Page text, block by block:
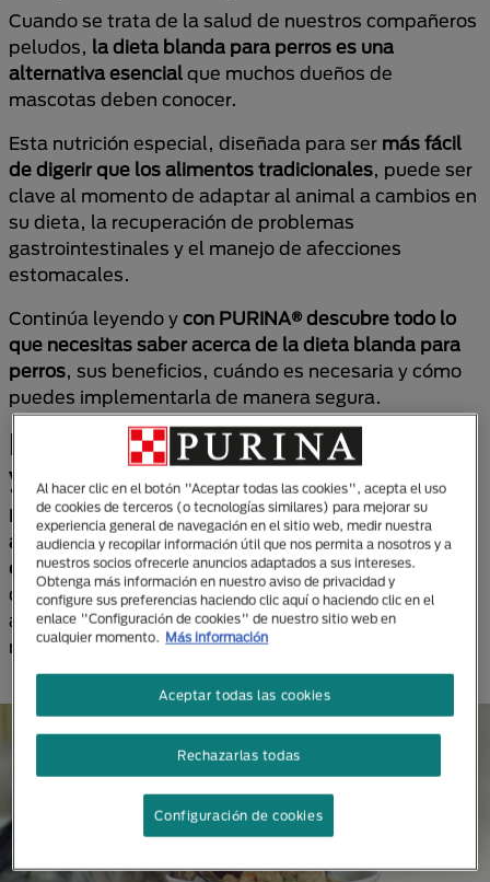
Cuando se trata de la salud de nuestros compañeros
peludos, la dieta blanda para perros es una
alternativa esencial que muchos dueños de
mascotas deben conocer.
Esta nutrición especial, diseñada para ser más fácil
de digerir que los alimentos tradicionales, puede ser
clave al momento de adaptar al animal a cambios en
su dieta, la recuperación de problemas
gastrointestinales y el manejo de afecciones
estomacales.
Continúa leyendo y con PURINA® descubre todo lo
que necesitas saber acerca de la dieta blanda para
perros, sus beneficios, cuándo es necesaria y cómo
puedes implementarla de manera segura.
Dieta blanda para perros: ¿Qué es
y para qué sirve?
La dieta blanda para perros es unrégimen
alimenticio especial, diferente de la nutrición
estándar. Diseñado específicamente para facilitar la
digestión y promover la recuperación de diversas
afecciones gastrointestinales y otras condiciones
médicas.
Al hacer clic en el botón "Aceptar todas las cookies", acepta el uso
de cookies de terceros (o tecnologías similares) para mejorar su
experiencia general de navegación en el sitio web, medir nuestra
audiencia y recopilar información útil que nos permita a nosotros y a
nuestros socios ofrecerle anuncios adaptados a sus intereses.
Obtenga más información en nuestro aviso de privacidad y
configure sus preferencias haciendo clic aquí o haciendo clic en el
enlace "Configuración de cookies" de nuestro sitio web en
cualquier momento.
Más información
Rechazarlas todas
Aceptar todas las cookies
Configuración de cookies